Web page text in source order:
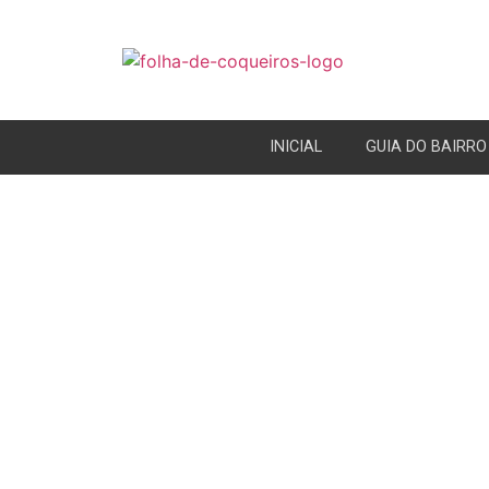
INICIAL GUIA DO BAIRRO